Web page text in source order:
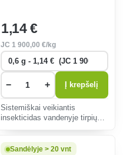
1,14 €
JC 1 900,00 €/kg
− + Į krepšelį
Sistemiškai veikiantis
insekticidas vandenyje tirpių
Sandėlyje > 20 vnt